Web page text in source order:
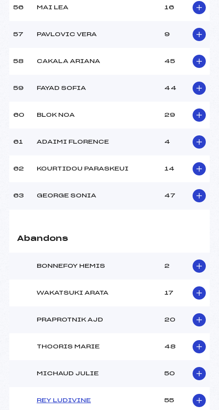
56 MAI LEA 16
57 PAVLOVIC VERA 9
58 CAKALA ARIANA 45
59 FAYAD SOFIA 44
60 BLOK NOA 29
61 ADAIMI FLORENCE 4
62 KOURTIDOU PARASKEUI 14
63 GEORGE SONIA 47
Abandons
BONNEFOY HEMIS 2
WAKATSUKI ARATA 17
PRAPROTNIK AJD 20
THOORIS MARIE 48
MICHAUD JULIE 50
REY LUDIVINE 55